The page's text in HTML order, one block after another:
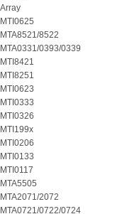
Array
MTI0625
MTA8521/8522
MTA0331/0393/0339
MTI8421
MTI8251
MTI0623
MTI0333
MTI0326
MTI199x
MTI0206
MTI0133
MTI0117
MTA5505
MTA2071/2072
MTA0721/0722/0724